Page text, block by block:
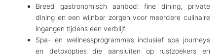
Breed gastronomisch aanbod: fine dining, private
dining en een wijnbar zorgen voor meerdere culinaire
ingangen tijdens één verblijf.
Spa- en wellnessprogramma’s inclusief spa journeys
en detoxopties die aansluiten op rustzoekers en